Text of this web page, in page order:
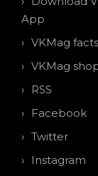
App
VKMag facts
VKMag
RSS
Facebook
Twitter
Instagram